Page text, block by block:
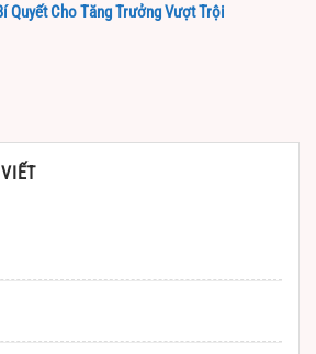
Quyết Cho Tăng Trưởng Vượt Trội